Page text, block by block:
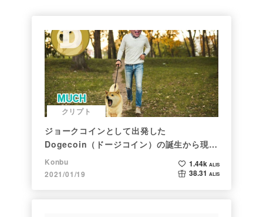
クリプト
ジョークコインとして出発した
Dogecoin（ドージコイン）の誕生から現在
まで。注目される非証券性🐶
Konbu
2021/01/19
1.44k ALIS
38.31 ALIS